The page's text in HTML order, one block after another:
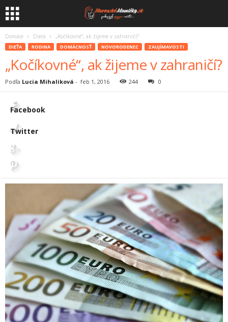
Domáce Dieťa „Kočíkovné“, ak žijeme v zahraničí?
DIEŤA RODINA DOMÁCNOSŤ NOVORODENEC ZAUJÍMAVOSTI
„Kočíkovné“, ak žijeme v zahraničí?
Podľa Lucia Mihaliková - feb 1, 2016 244 0
Facebook
Twitter